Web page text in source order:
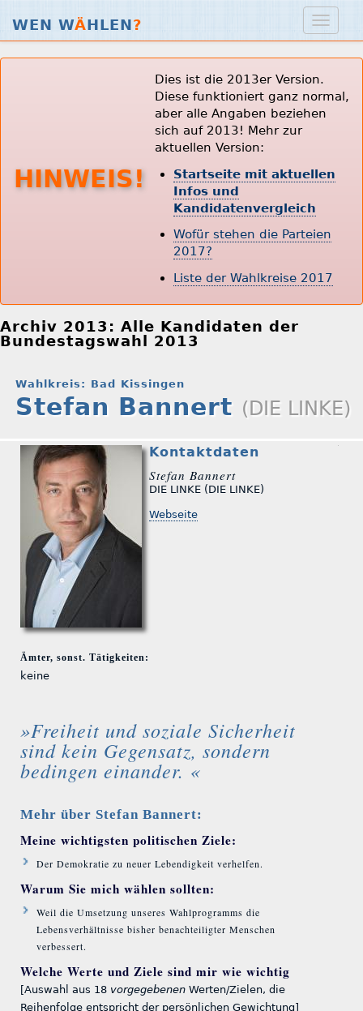
WEN WÄHLEN?
HINWEIS!
Dies ist die 2013er Version.
Diese funktioniert ganz normal,
aber alle Angaben beziehen
sich auf 2013! Mehr zur
aktuellen Version:
Startseite mit aktuellen
Infos und
Kandidatenvergleich
Wofür stehen die Parteien
2017?
Liste der Wahlkreise 2017
Archiv 2013: Alle Kandidaten der
Bundestagswahl 2013
Wahlkreis: Bad Kissingen
Stefan Bannert (DIE LINKE)
Ämter, sonst. Tätigkeiten:
keine
»Freiheit und soziale Sicherheit
sind kein Gegensatz, sondern
bedingen einander. «
Mehr über Stefan Bannert:
Meine wichtigsten politischen Ziele:
Der Demokratie zu neuer Lebendigkeit verhelfen.
Warum Sie mich wählen sollten:
Weil die Umsetzung unseres Wahlprogramms die
Lebensverhältnisse bisher benachteiligter Menschen
verbessert.
Welche Werte und Ziele sind mir wie wichtig
[Auswahl aus 18 vorgegebenen Werten/Zielen, die
Reihenfolge entspricht der persönlichen Gewichtung]
Kontaktdaten
Stefan Bannert
DIE LINKE (DIE LINKE)
Webseite